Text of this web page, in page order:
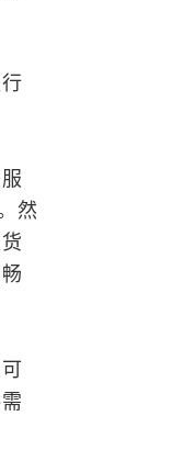
然